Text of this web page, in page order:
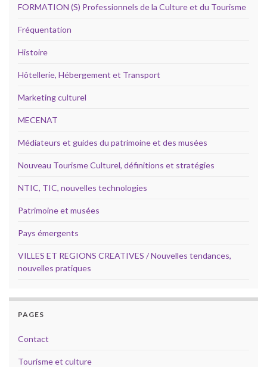
FORMATION (S) Professionnels de la Culture et du Tourisme
Fréquentation
Histoire
Hôtellerie, Hébergement et Transport
Marketing culturel
MECENAT
Médiateurs et guides du patrimoine et des musées
Nouveau Tourisme Culturel, définitions et stratégies
NTIC, TIC, nouvelles technologies
Patrimoine et musées
Pays émergents
VILLES ET REGIONS CREATIVES / Nouvelles tendances,
nouvelles pratiques
PAGES
Contact
Tourisme et culture